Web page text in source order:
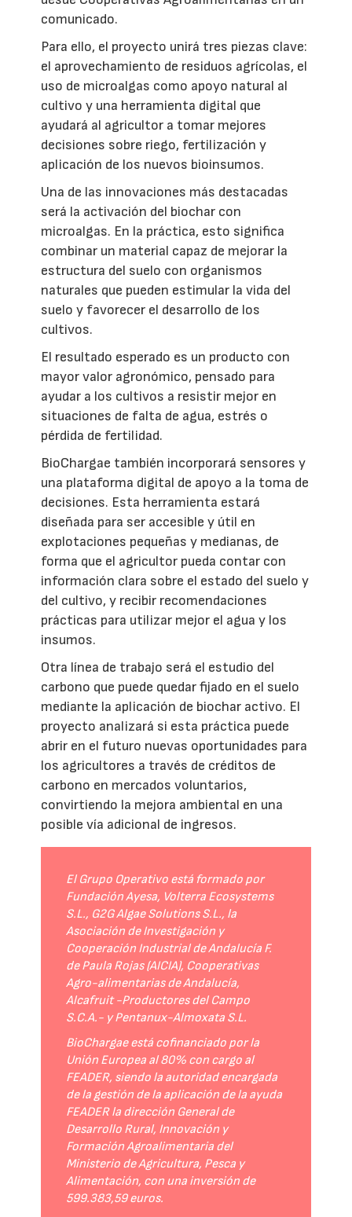
comunicado.
Para ello, el proyecto unirá tres piezas clave:
el aprovechamiento de residuos agrícolas, el
uso de microalgas como apoyo natural al
cultivo y una herramienta digital que
ayudará al agricultor a tomar mejores
decisiones sobre riego, fertilización y
aplicación de los nuevos bioinsumos.
Una de las innovaciones más destacadas
será la activación del biochar con
microalgas. En la práctica, esto significa
combinar un material capaz de mejorar la
estructura del suelo con organismos
naturales que pueden estimular la vida del
suelo y favorecer el desarrollo de los
cultivos.
El resultado esperado es un producto con
mayor valor agronómico, pensado para
ayudar a los cultivos a resistir mejor en
situaciones de falta de agua, estrés o
pérdida de fertilidad.
BioChargae también incorporará sensores y
una plataforma digital de apoyo a la toma de
decisiones. Esta herramienta estará
diseñada para ser accesible y útil en
explotaciones pequeñas y medianas, de
forma que el agricultor pueda contar con
información clara sobre el estado del suelo y
del cultivo, y recibir recomendaciones
prácticas para utilizar mejor el agua y los
insumos.
Otra línea de trabajo será el estudio del
carbono que puede quedar fijado en el suelo
mediante la aplicación de biochar activo. El
proyecto analizará si esta práctica puede
abrir en el futuro nuevas oportunidades para
los agricultores a través de créditos de
carbono en mercados voluntarios,
convirtiendo la mejora ambiental en una
posible vía adicional de ingresos.
El Grupo Operativo está formado por
Fundación Ayesa, Volterra Ecosystems
S.L., G2G Algae Solutions S.L., la
Asociación de Investigación y
Cooperación Industrial de Andalucía F.
de Paula Rojas (AICIA), Cooperativas
Agro-alimentarias de Andalucía,
Alcafruit -Productores del Campo
S.C.A.- y Pentanux-Almoxata S.L.
BioChargae está cofinanciado por la
Unión Europea al 80% con cargo al
FEADER, siendo la autoridad encargada
de la gestión de la aplicación de la ayuda
FEADER la dirección General de
Desarrollo Rural, Innovación y
Formación Agroalimentaria del
Ministerio de Agricultura, Pesca y
Alimentación, con una inversión de
599.383,59 euros.